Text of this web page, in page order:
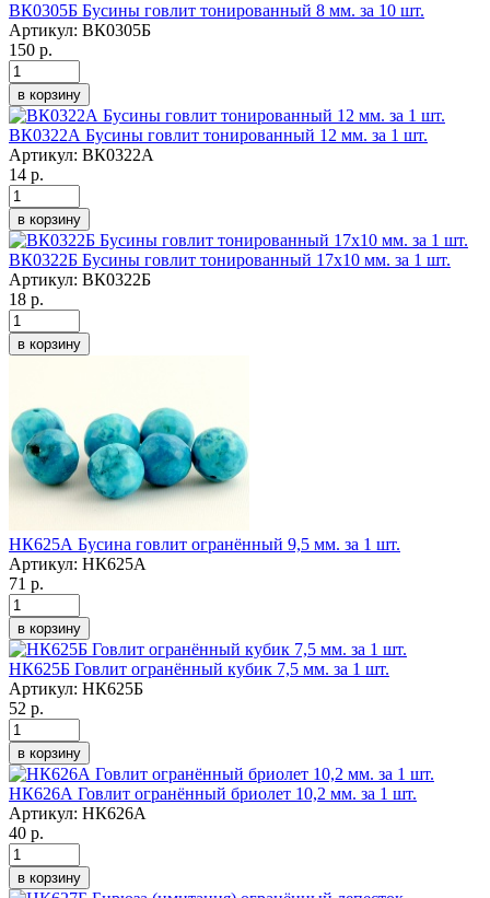
ВК0305Б Бусины говлит тонированный 8 мм. за 10 шт.
Артикул: ВК0305Б
150 р.
в корзину
ВК0322А Бусины говлит тонированный 12 мм. за 1 шт.
Артикул: ВК0322А
14 р.
в корзину
ВК0322Б Бусины говлит тонированный 17х10 мм. за 1 шт.
Артикул: ВК0322Б
18 р.
в корзину
НК625А Бусина говлит огранённый 9,5 мм. за 1 шт.
Артикул: НК625А
71 р.
в корзину
НК625Б Говлит огранённый кубик 7,5 мм. за 1 шт.
Артикул: НК625Б
52 р.
в корзину
НК626А Говлит огранённый бриолет 10,2 мм. за 1 шт.
Артикул: НК626А
40 р.
в корзину